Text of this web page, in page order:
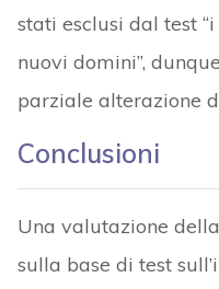
stati esclusi dal test
nuovi domini”,
parziale alterazione
Conclusioni
Una valutazione
sulla base di test